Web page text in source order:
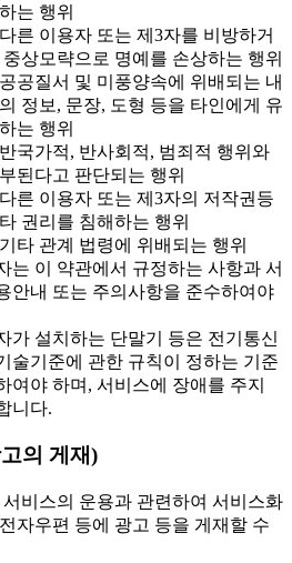
는 행위
른 이용자 또는 제3자를 비방하거
중상모략으로 명예를 손상하는 행위
공질서 및 미풍양속에 위배되는 내
정보, 문장, 도형 등을 타인에게 유
는 행위
국가적, 반사회적, 범죄적 행위와
된다고 판단되는 행위
른 이용자 또는 제3자의 저작권등
권리를 침해하는 행위
타 관계 법령에 위배되는 행위
는 이 약관에서 규정하는 사항과 서
안내 또는 주의사항을 준수하여야
가 설치하는 단말기 등은 전기통신
술기준에 관한 규칙이 정하는 기준
여야 하며, 서비스에 장애를 주지
니다.
의 게재)
비스의 운용과 관련하여 서비스화
자우편 등에 광고 등을 게재할 수